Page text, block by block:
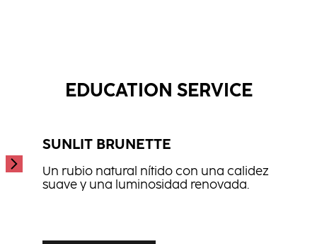
EDUCATION SERVICE
SUNLIT BRUNETTE
Un rubio natural nítido con una calidez
suave y una luminosidad renovada.
...